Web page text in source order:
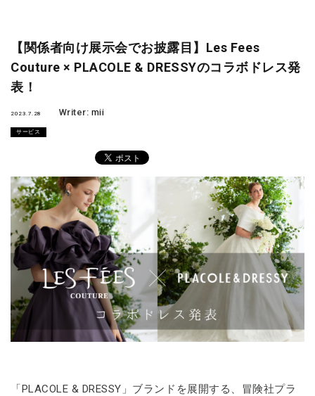
【関係者向け展示会でお披露目】Les Fees
Couture × PLACOLE & DRESSYのコラボドレス発
表！
2023.7.28 Writer: mii
サービス
「PLACOLE & DRESSY」ブランドを展開する、冒険社プラ